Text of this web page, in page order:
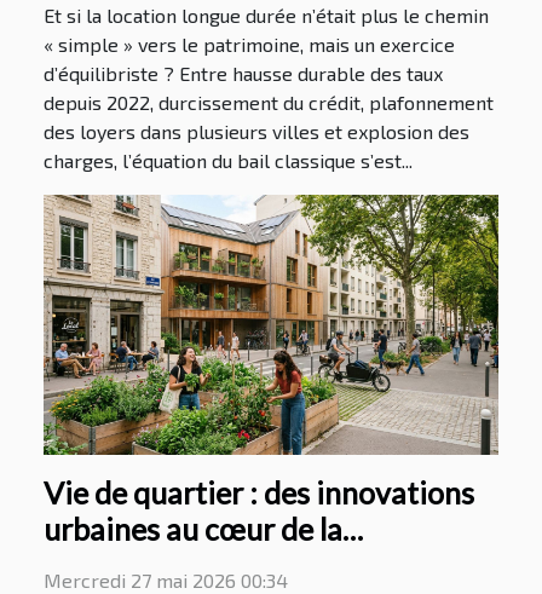
Et si la location longue durée n’était plus le chemin
« simple » vers le patrimoine, mais un exercice
d’équilibriste ? Entre hausse durable des taux
depuis 2022, durcissement du crédit, plafonnement
des loyers dans plusieurs villes et explosion des
charges, l’équation du bail classique s’est...
Vie de quartier : des innovations
urbaines au cœur de la
valorisation immobilière
Mercredi 27 mai 2026 00:34